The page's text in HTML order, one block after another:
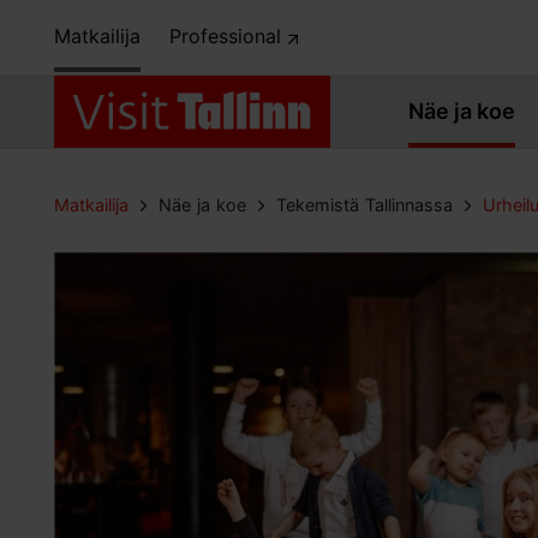
Matkailija Professional
Näe ja koe
Matkailija Näe ja koe Tekemistä Tallinnassa